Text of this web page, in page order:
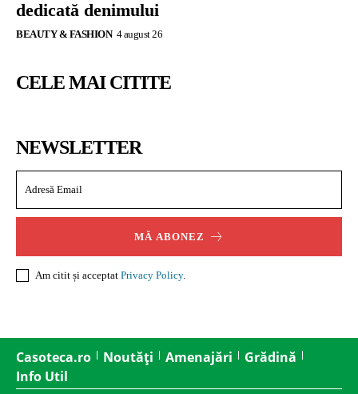
dedicată denimului
BEAUTY & FASHION 4 august 26
CELE MAI CITITE
NEWSLETTER
MĂ ABONEZ
Am citit și acceptat Privacy Policy.
Casoteca.ro Noutăți Amenajări
Grădină
Info Util